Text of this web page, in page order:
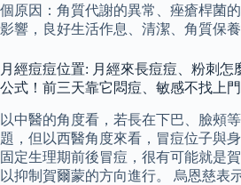
個原因：角質代謝的異常、痤瘡桿菌
影響，良好生活作息、清潔、角質保養
月經痘痘位置: 月經來長痘痘、粉刺
公式！前三天靠它悶痘、敏感不找上門
以中醫的角度看，若長在下巴、臉頰
題，但以西醫角度來看，冒痘位子與
固定生理期前後冒痘，很有可能就是
以抑制賀爾蒙的方向進行。 烏恩慈表